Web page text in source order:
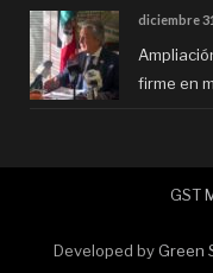
diciembre
firme en
GST
Developed by Green